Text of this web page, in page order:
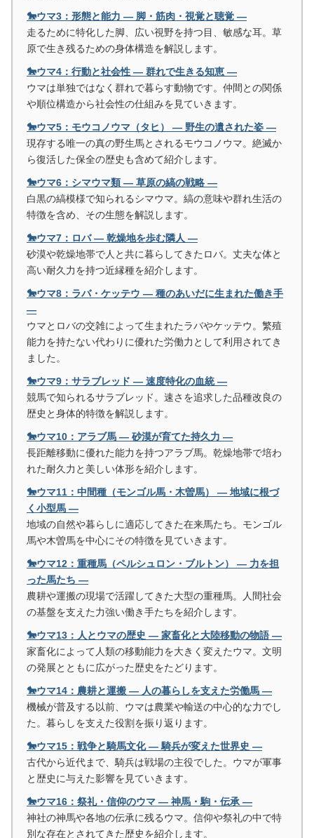
🐎ウマ3：形態と能力 ― 脚・筋肉・視覚と聴覚 ―
走るために特化した脚、広い視野を持つ目、敏感な耳。草
原で生き残るための身体構造を解説します。
🐎ウマ4：行動と社会性 ― 群れで生きる知恵 ―
ウマは単独ではなく群れで暮らす動物です。仲間との関係
や順位構造から社会性の仕組みを見ていきます。
🐎ウマ5：モウコノウマ（タヒ） ― 野生の遺された姿 ―
現存する唯一の真の野生馬とされるモウコノウマ。絶滅か
ら復活した保全の歴史も含めて紹介します。
🐎ウマ6：シマウマ類 ― 草原の縞の戦略 ―
白黒の縞模様で知られるシマウマ。縞の意味や群れ生活の
特徴を含め、その生態を解説します。
🐎ウマ7：ロバ ― 乾燥地を歩む隣人 ―
砂漠や乾燥地帯で人と共に暮らしてきたロバ。丈夫な体と
高い耐久力を持つ近縁種を紹介します。
🐎ウマ8：ラバ・ケッテウ ― 種のあいだに生まれた働き手
―
ウマとロバの交雑によって生まれたラバやケッテウ。繁殖
能力を持たない代わりに優れた労働力として利用されてき
ました。
🐎ウマ9：サラブレッド ― 速度特化の血統 ―
競馬で知られるサラブレッド。速さを追求した品種改良の
歴史と身体的特徴を解説します。
🐎ウマ10：アラブ馬 ― 砂漠が育てた持久力 ―
長距離移動に優れた能力を持つアラブ馬。乾燥地帯で培わ
れた耐久力と美しい体形を紹介します。
🐎ウマ11：中間種（モンゴル馬・木曽馬） ― 地域に根づ
く小型馬 ―
地域の自然や暮らしに適応してきた在来馬たち。モンゴル
馬や木曽馬を中心にその特徴を見ていきます。
🐎ウマ12：重種馬（ペルシュロン・ブルトン） ― 力を担
った馬たち ―
農耕や運搬の現場で活躍してきた大型の重種馬。人間社会
の基盤を支えた力強い働き手たちを紹介します。
🐎ウマ13：人とウマの歴史 ― 家畜化と大陸移動の物語 ―
家畜化によって人類の移動能力を大きく変えたウマ。文明
の発展とともに広がった歴史をたどります。
🐎ウマ14：農耕と運搬 ― 人の暮らしを支えた労働馬 ―
機械が普及する以前、ウマは農業や輸送の中心的な力でし
た。暮らしを支えた役割を振り返ります。
🐎ウマ15：戦争と騎馬文化 ― 騎兵が変えた世界史 ―
古代から近代まで、騎兵は戦場の主役でした。ウマが軍事
と歴史に与えた影響を見ていきます。
🐎ウマ16：祭礼・信仰のウマ ― 神馬・駒・伝承 ―
神社の神馬や各地の伝承に残るウマ。信仰や祭礼の中で特
別な存在とされてきた歴史を紹介します。